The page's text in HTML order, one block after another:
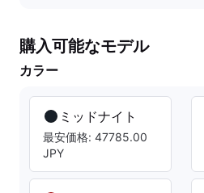
購入可能なモデル
カラー
ミッドナイト
最安価格: 47785.00
JPY